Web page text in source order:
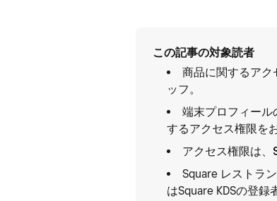
この記事の対象読者
商品に関するアク
ッフ。
端末プロフィール
するアクセス権限を
アクセス権限は、
Square レストラ
はSquare KDSの登録